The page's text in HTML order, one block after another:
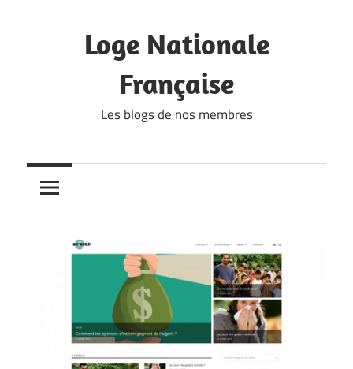
Loge Nationale
Française
Les blogs de nos membres